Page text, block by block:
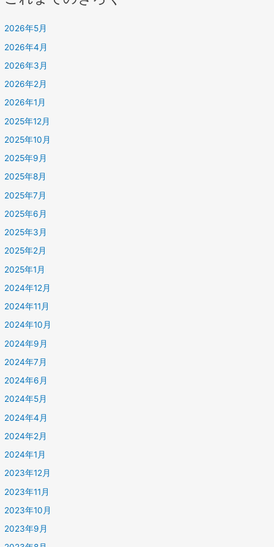
2026年5月
2026年4月
2026年3月
2026年2月
2026年1月
2025年12月
2025年10月
2025年9月
2025年8月
2025年7月
2025年6月
2025年3月
2025年2月
2025年1月
2024年12月
2024年11月
2024年10月
2024年9月
2024年7月
2024年6月
2024年5月
2024年4月
2024年2月
2024年1月
2023年12月
2023年11月
2023年10月
2023年9月